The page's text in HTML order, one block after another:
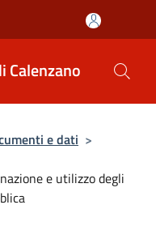
Calenzano
e dati >
e utilizzo degli